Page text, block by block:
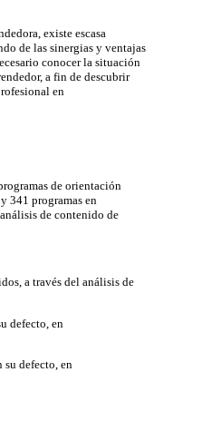
existe escasa
de las sinergias y ventajas
conocer la situación
a fin de descubrir
en
de orientación
341 programas en
de contenido de
a través del análisis de
defecto, en
su defecto, en